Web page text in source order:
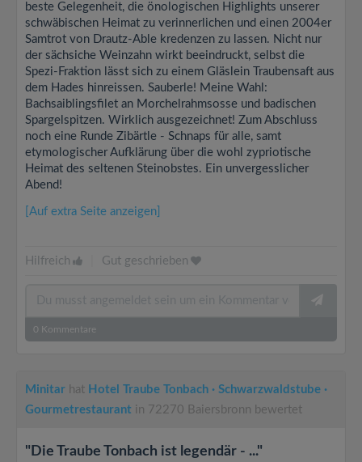
beste Gelegenheit, die önologischen Highlights unserer
schwäbischen Heimat zu verinnerlichen und einen 2004er
Samtrot von Drautz-Able kredenzen zu lassen. Nicht nur
der sächsiche Weinzahn wirkt beeindruckt, selbst die
Spezi-Fraktion lässt sich zu einem Gläslein Traubensaft aus
dem Hades hinreissen. Sauberle! Meine Wahl:
Bachsaiblingsfilet an Morchelrahmsosse und badischen
Spargelspitzen. Wirklich ausgezeichnet! Zum Abschluss
noch eine Runde Zibärtle - Schnaps für alle, samt
etymologischer Aufklärung über die wohl zypriotische
Heimat des seltenen Steinobstes. Ein unvergesslicher
Abend!
[Auf extra Seite anzeigen]
Hilfreich Gut geschrieben
0 Kommentare
Minitar hat Hotel Traube Tonbach · Schwarzwaldstube ·
Gourmetrestaurant in 72270 Baiersbronn bewertet
"Die Traube Tonbach ist legendär - ..."